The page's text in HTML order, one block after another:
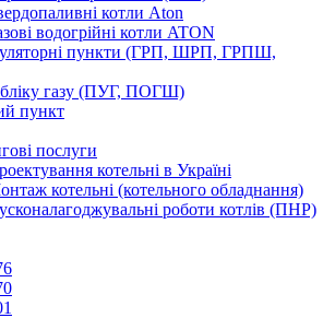
котли Aton
водогрійні котли ATON
пункти (ГРП, ШРП, ГРПШ,
газу (ПУГ, ПОГШ)
пункт
послуги
котельні в Україні
котельні (котельного обладнання)
роботи котлів (ПНР)